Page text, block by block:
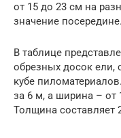
от 15 до 23 см на
значение посередине.
В таблице
обрезных досок ели,
кубе
за 6 м, а ширина – от
Толщина составляет